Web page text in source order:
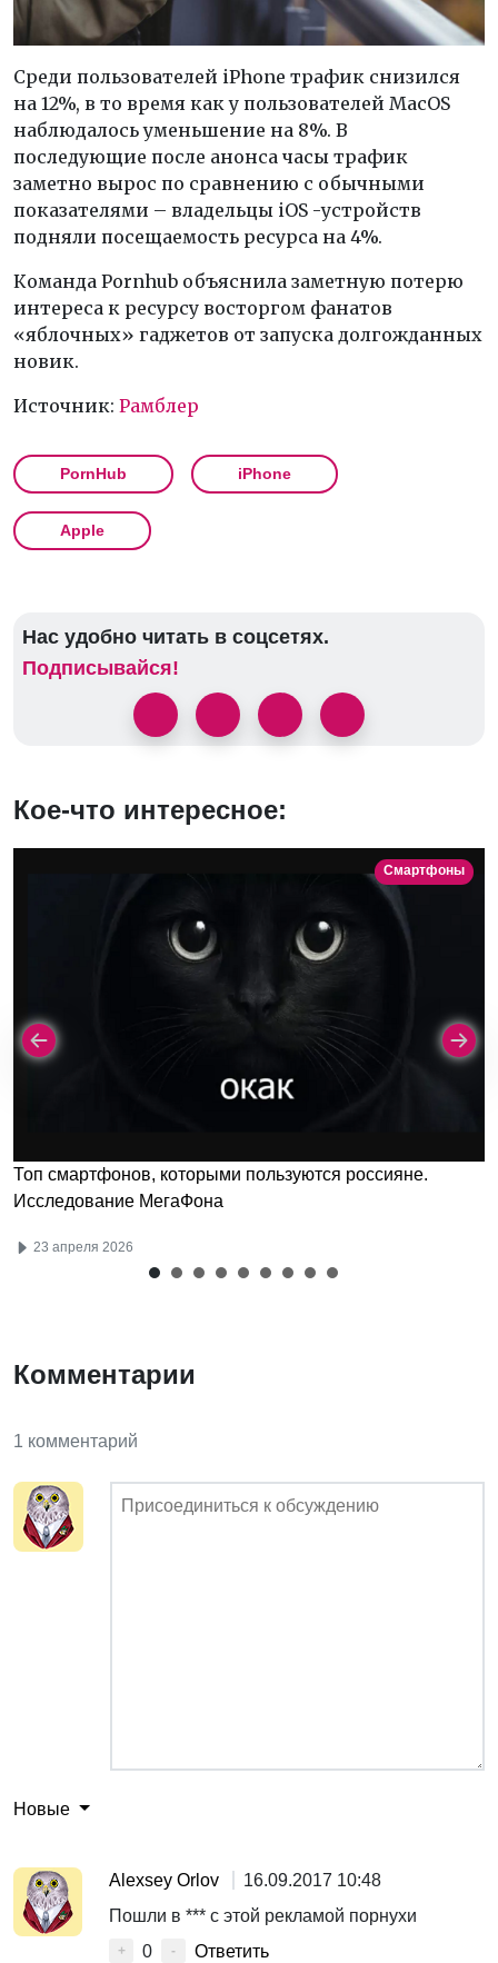
Среди пользователей iPhone трафик снизился
на 12%, в то время как у пользователей MacOS
наблюдалось уменьшение на 8%. В
последующие после анонса часы трафик
заметно вырос по сравнению с обычными
показателями – владельцы iOS -устройств
подняли посещаемость ресурса на 4%.
Команда Pornhub объяснила заметную потерю
интереса к ресурсу восторгом фанатов
«яблочных» гаджетов от запуска долгожданных
новик.
Источник: Рамблер
PornHub iPhone
Apple
Нас удобно читать в соцсетях.
Подписывайся!
Кое-что интересное:
Смартфоны
Топ смартфонов, которыми пользуются россияне.
Исследование МегаФона
23 апреля 2026
Комментарии
1 комментарий
Новые
Alexsey Orlov
16.09.2017 10:48
Пошли в *** с этой рекламой порнухи
+ 0 - Ответить